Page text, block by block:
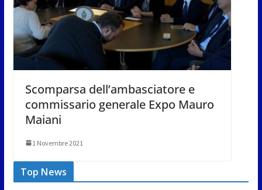
Scomparsa dell’ambasciatore e
commissario generale Expo Mauro
Maiani
1 Novembre 2021
Top News